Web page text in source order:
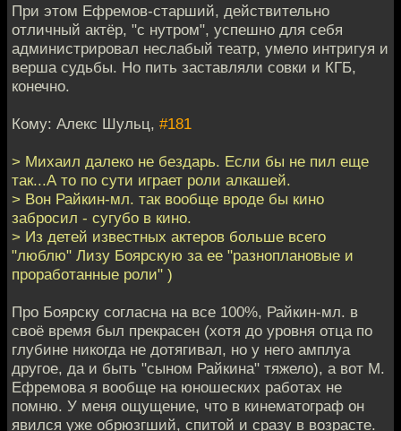
При этом Ефремов-старший, действительно
отличный актёр, "с нутром", успешно для себя
администрировал неслабый театр, умело интригуя и
верша судьбы. Но пить заставляли совки и КГБ,
конечно.
Кому: Алекс Шульц, #181
> Михаил далеко не бездарь. Если бы не пил еще
так...А то по сути играет роли алкашей.
> Вон Райкин-мл. так вообще вроде бы кино
забросил - сугубо в кино.
> Из детей известных актеров больше всего
"люблю" Лизу Боярскую за ее "разноплановые и
проработанные роли" )
Про Боярску согласна на все 100%, Райкин-мл. в
своё время был прекрасен (хотя до уровня отца по
глубине никогда не дотягивал, но у него амплуа
другое, да и быть "сыном Райкина" тяжело), а вот М.
Ефремова я вообще на юношеских работах не
помню. У меня ощущение, что в кинематограф он
явился уже обрюзгший, спитой и сразу в возрасте.